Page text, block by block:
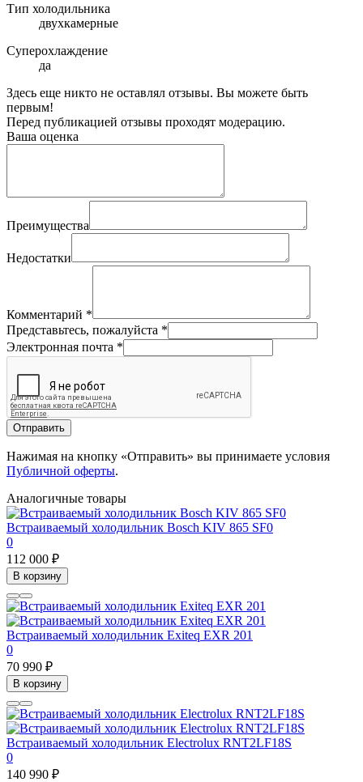
Тип холодильника
двухкамерные
Суперохлаждение
да
Здесь еще никто не оставлял отзывы. Вы можете быть
первым!
Перед публикацией отзывы проходят модерацию.
Ваша оценка
Преимущества
Недостатки
Комментарий *
Представьтесь, пожалуйста *
Электронная почта *
Отправить
Нажимая на кнопку «Отправить» вы принимаете условия
Публичной оферты.
Аналогичные товары
Встраиваемый холодильник Bosch KIV 865 SF0
0
112 000 ₽
В корзину
Встраиваемый холодильник Exiteq EXR 201
0
70 990 ₽
В корзину
Встраиваемый холодильник Electrolux RNT2LF18S
0
140 990 ₽